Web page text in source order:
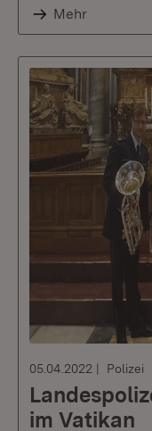
Mehr
05.04.2022 Polizei
im Vatikan